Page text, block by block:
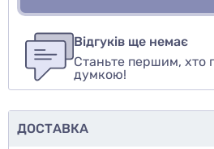
авторизуйтесьили войдите
Оцінити товар
Відгуків ще немає
Станьте першим, хто
думкою!
ДОСТАВКА